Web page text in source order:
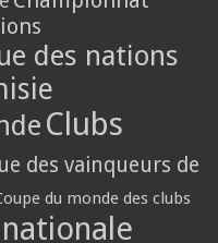
des nations
Clubs
des vainqueurs de
du monde des clubs